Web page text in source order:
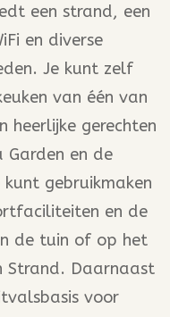
een strand, een
en diverse
Je kunt zelf
van één van
heerlijke gerechten
Garden en de
gebruikmaken
en de
de tuin of op het
Strand. Daarnaast
voor